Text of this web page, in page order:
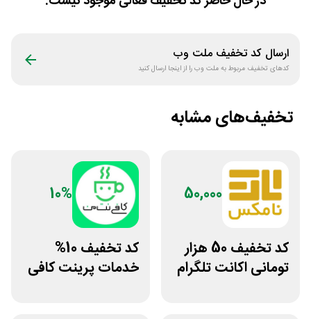
ارسال کد تخفیف ملت وب
کدهای تخفیف مربوط بهملت وبرا از اینجا ارسال کنید
تخفیف‌های مشابه
50,000
کد تخفیف 50 هزار
تومانی اکانت تلگرام
10%
کد تخفیف 10%
خدمات پرینت کافی